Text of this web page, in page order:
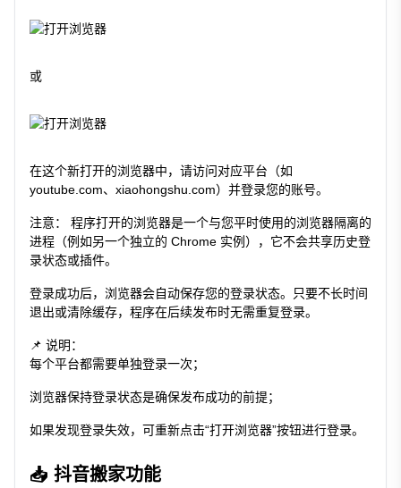
或
在这个新打开的浏览器中，请访问对应平台（如
youtube.com、xiaohongshu.com）并登录您的账号。
注意： 程序打开的浏览器是一个与您平时使用的浏览器隔离的
进程（例如另一个独立的 Chrome 实例），它不会共享历史登
录状态或插件。
登录成功后，浏览器会自动保存您的登录状态。只要不长时间
退出或清除缓存，程序在后续发布时无需重复登录。
📌 说明：
每个平台都需要单独登录一次；
浏览器保持登录状态是确保发布成功的前提；
如果发现登录失效，可重新点击“打开浏览器”按钮进行登录。
📥 抖音搬家功能